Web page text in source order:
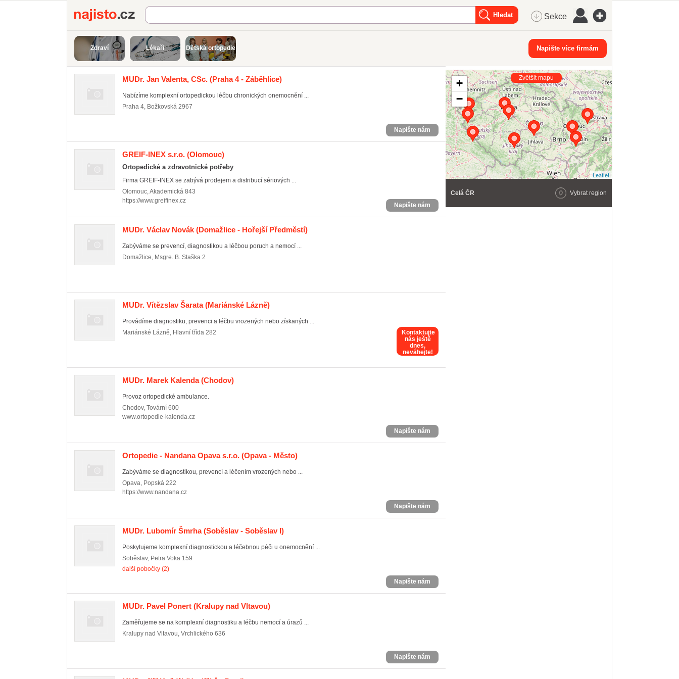
Najisto.cz Sekce
Zdraví Lékaři Dětská ortopedie Napište více firmám
MUDr. Jan Valenta, CSc. (Praha 4 - Záběhlice)
Nabízíme komplexní ortopedickou léčbu chronických onemocnění ...
Praha 4, Božkovská 2967
Napište nám
GREIF-INEX s.r.o. (Olomouc)
Ortopedické a zdravotnické potřeby
Firma GREIF-INEX se zabývá prodejem a distribucí sériových ...
Olomouc,Akademická 843
https://www.greifinex.cz
Napište nám
MUDr. Václav Novák (Domažlice - Hořejší Předměstí)
Zabýváme se prevencí, diagnostikou a léčbou poruch a nemocí ...
Domažlice, Msgre. B. Staška 2
MUDr. Vítězslav Šarata(Mariánské Lázně)
Provádíme diagnostiku, prevenci a léčbu vrozených nebo získaných ...
Mariánské Lázně, Hlavní třída 282
Kontaktujte
nás ještě
dnes,
neváhejte!
MUDr. Marek Kalenda(Chodov)
Provoz ortopedické ambulance.
Chodov, Tovární 600
www.ortopedie-kalenda.cz
Napište nám
Ortopedie - Nandana Opava s.r.o. (Opava - Město)
Zabýváme se diagnostikou, prevencí a léčením vrozených nebo ...
Opava, Popská 222
https://www.nandana.cz
Napište nám
MUDr. Lubomír Šmrha(Soběslav - Soběslav I)
Poskytujeme komplexní diagnostickou a léčebnou péči u onemocnění ...
Soběslav, Petra Voka 159
další pobočky (2)
Napište nám
MUDr. Pavel Ponert (Kralupy nad Vltavou)
Zaměřujeme se na komplexní diagnostiku a léčbu nemocí a úrazů ...
Kralupy nad Vltavou, Vrchlického 636
Napište nám
+
−
Leaflet
Zvětšit mapu
Celá ČR Vybrat region